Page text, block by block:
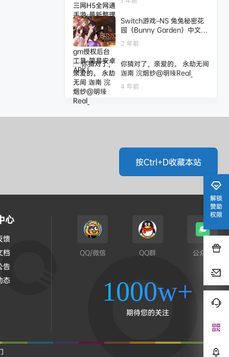
视频架设教程-完善gm授权后
Switch游戏–NS 兔兔秘密花
园（Bunny Garden）中文[N
SP],百度云下载
2 年前
你猜对了，亲爱的。 永劫无间
迦南 浣烟纱@明臻Real_
4 年前
解锁
赞助
权限
按Ctrl+D收藏本站
心
馈
档
告
态
QQ/微信 QQ群 公众号
1000w+
期待您的关注